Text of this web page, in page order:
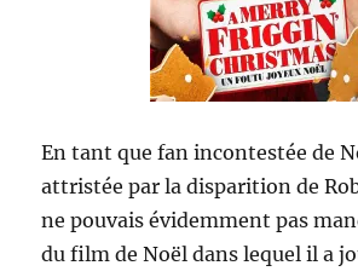
En tant que fan incontestée de
attristée par la disparition de
ne pouvais évidemment pas
du film de Noël dans lequel il a